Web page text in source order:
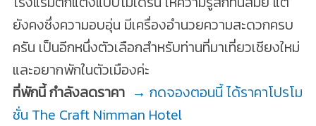
ยังคงซึ่งความอบอุ่น มีเครื่องอำนวยความสะดวกครบ
ครัน เป็นอีกหนึ่งตัวเลือกสำหรับท่านที่มาเที่ยวเชียงใหม่
และอยากพักในตัวเมืองค่ะ
ที่พักนี้ กำลังลดราคา → กดจองตอนนี้ ได้ราคาโปรโม
ชั่น The Craft Nimman Hotel